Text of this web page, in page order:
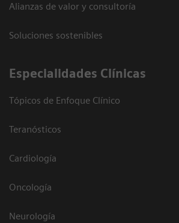
Alianzas de valor y consultoría
Soluciones sostenibles
Especialidades Clínicas
Tópicos de Enfoque Clínico
Teranósticos
Cardiología
Oncología
Neurología